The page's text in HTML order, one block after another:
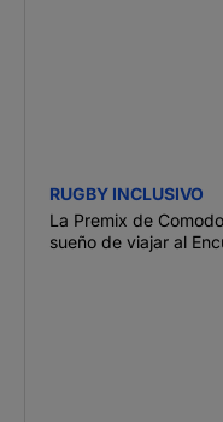
RUGBY INCLUSIVO
La Premix de
sueño de viajar al